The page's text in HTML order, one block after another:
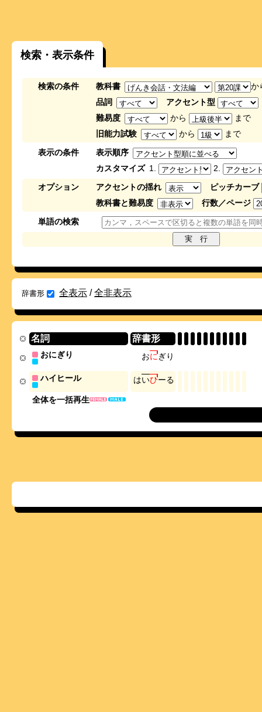
検索・表示条件
検索の条件 教科書
か
品詞
アクセント型
難易度
から
まで
旧能力試験
から
まで
表示の条件
表示順序
カスタマイズ 1.
2.
オプション
アクセントの揺れ
ピッチカーブ
教科書と難易度
行数／ページ
単語の検索
辞書形 全表示 /全非表示
名詞 辞書形
全体を一括再生
おにぎり おにぎり
ハイヒール はいひーる